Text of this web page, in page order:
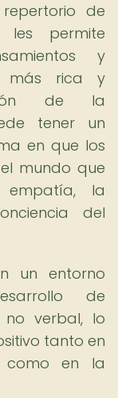
de
les permite
y
más rica y
de la
tener un
en que los
mundo que
la
del
un entorno
de
no verbal, lo
tanto en
como en la